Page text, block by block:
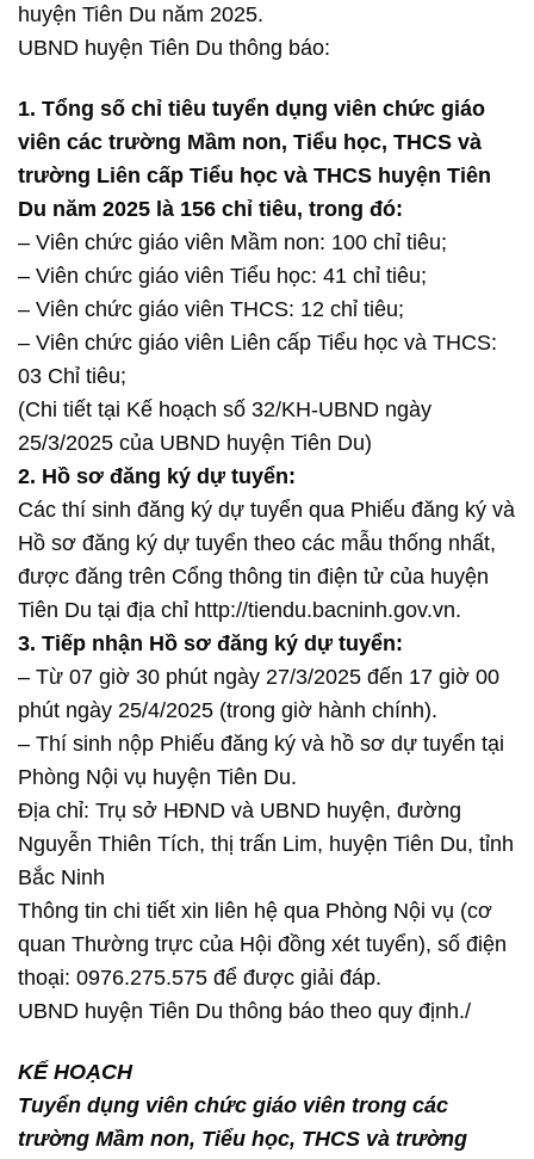
huyện Tiên Du năm 2025.
UBND huyện Tiên Du thông báo:
1. Tổng số chỉ tiêu tuyển dụng viên chức giáo
viên các trường Mầm non, Tiểu học, THCS và
trường Liên cấp Tiểu học và THCS huyện Tiên
Du năm 2025 là 156 chỉ tiêu, trong đó:
– Viên chức giáo viên Mầm non: 100 chỉ tiêu;
– Viên chức giáo viên Tiểu học: 41 chỉ tiêu;
– Viên chức giáo viên THCS: 12 chỉ tiêu;
– Viên chức giáo viên Liên cấp Tiểu học và THCS:
03 Chỉ tiêu;
(Chi tiết tại Kế hoạch số 32/KH-UBND ngày
25/3/2025 của UBND huyện Tiên Du)
2. Hồ sơ đăng ký dự tuyển:
Các thí sinh đăng ký dự tuyển qua Phiếu đăng ký và
Hồ sơ đăng ký dự tuyển theo các mẫu thống nhất,
được đăng trên Cổng thông tin điện tử của huyện
Tiên Du tại địa chỉ http://tiendu.bacninh.gov.vn.
3. Tiếp nhận Hồ sơ đăng ký dự tuyển:
– Từ 07 giờ 30 phút ngày 27/3/2025 đến 17 giờ 00
phút ngày 25/4/2025 (trong giờ hành chính).
– Thí sinh nộp Phiếu đăng ký và hồ sơ dự tuyển tại
Phòng Nội vụ huyện Tiên Du.
Địa chỉ: Trụ sở HĐND và UBND huyện, đường
Nguyễn Thiên Tích, thị trấn Lim, huyện Tiên Du, tỉnh
Bắc Ninh
Thông tin chi tiết xin liên hệ qua Phòng Nội vụ (cơ
quan Thường trực của Hội đồng xét tuyển), số điện
thoại: 0976.275.575 để được giải đáp.
UBND huyện Tiên Du thông báo theo quy định./
KẾ HOẠCH
Tuyển dụng viên chức giáo viên trong các
trường Mầm non, Tiểu học, THCS và trường